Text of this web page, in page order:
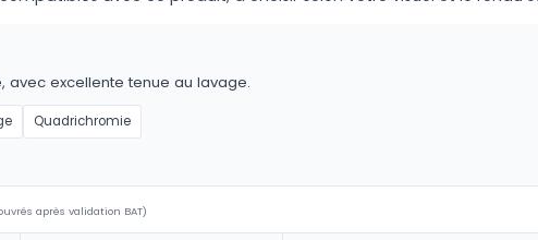
avec excellente tenue au lavage.
Quadrichromie
après validation BAT)